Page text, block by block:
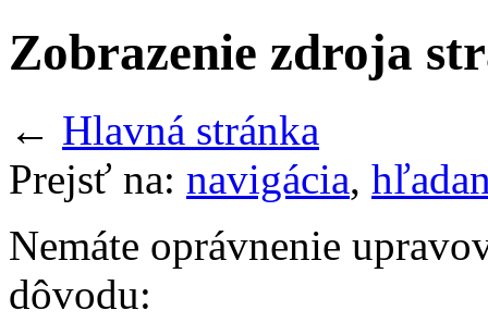
Zobrazenie zdroja
← Hlavná stránka
Prejsť na: navigácia,
Nemáte oprávnenie
dôvodu: